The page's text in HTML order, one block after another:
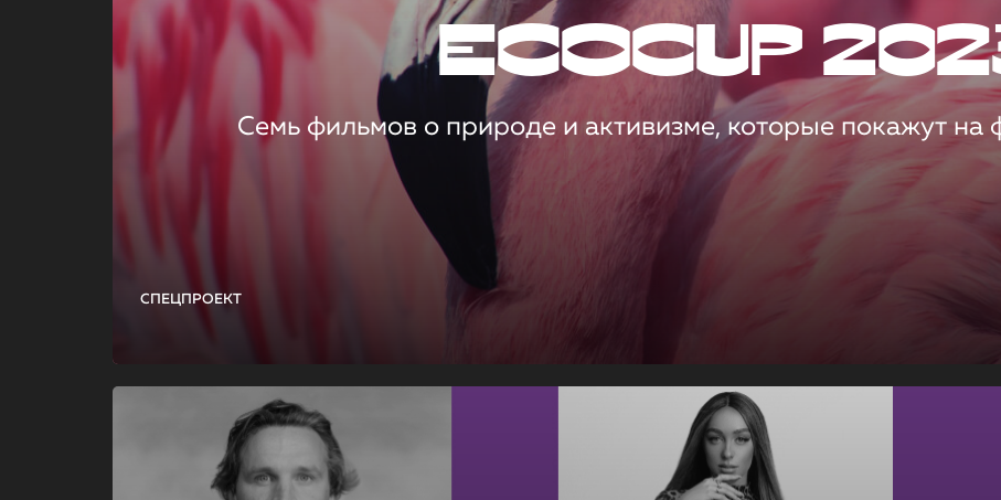
СПЕЦПРОЕКТ
ECOCUP
Семь фильмов о природе и активизме, которые покажут на